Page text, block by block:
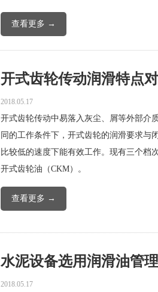
查看更多 →
开式齿轮传动润滑特点
2018.05.17
开式齿轮传动中易落入灰尘、屑等外部介
同的工作条件下，开式齿轮的润滑要求与
比较低的速度下能有效工作。现有三个档
开式齿轮油（CKM）。
查看更多 →
水泥设备选用润滑油管
2018.05.17